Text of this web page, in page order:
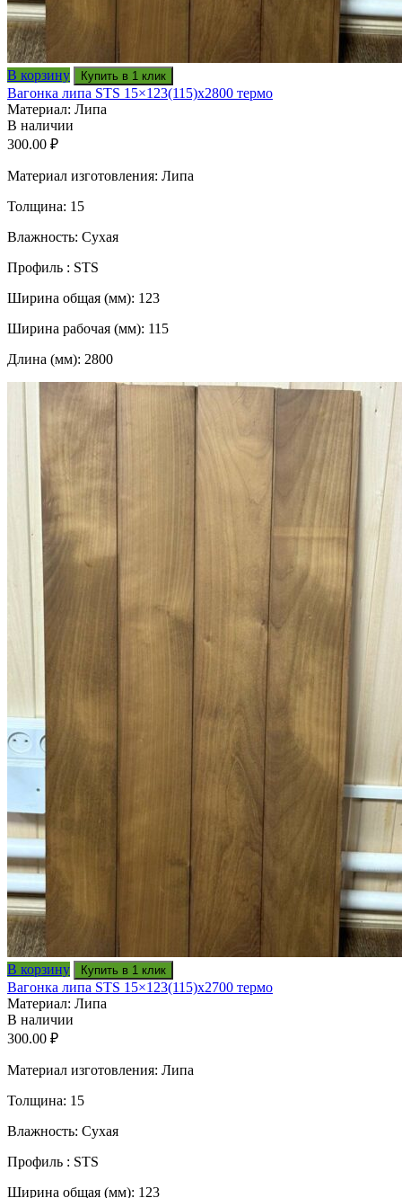
В корзину Купить в 1 клик
Вагонка липа STS 15×123(115)x2800 термо
Материал: Липа
В наличии
300.00 ₽
Материал изготовления: Липа
Толщина: 15
Влажность: Сухая
Профиль : STS
Ширина общая (мм): 123
Ширина рабочая (мм): 115
Длина (мм): 2800
В корзину Купить в 1 клик
Вагонка липа STS 15×123(115)x2700 термо
Материал: Липа
В наличии
300.00 ₽
Материал изготовления: Липа
Толщина: 15
Влажность: Сухая
Профиль : STS
Ширина общая (мм): 123